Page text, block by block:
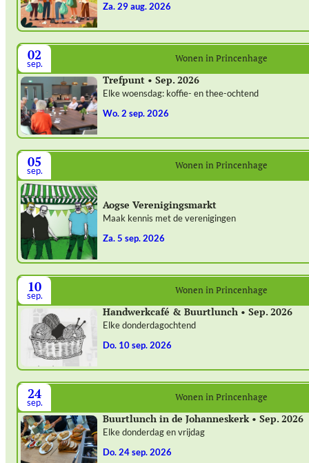
za. 29 aug. 2026
02
sep. Wonen in Princenhage
Trefpunt • Sep. 2026
Elke woensdag: koffie- en thee-ochtend
wo. 2 sep. 2026
05
sep. Wonen in Princenhage
Aogse Verenigingsmarkt
Maak kennis met de verenigingen
za. 5 sep. 2026
10
sep. Wonen in Princenhage
Handwerkcafé & Buurtlunch • Sep. 2026
Elke donderdagochtend
do. 10 sep. 2026
24
sep. Wonen in Princenhage
Buurtlunch in de Johanneskerk • Sep. 2026
Elke donderdag en vrijdag
do. 24 sep. 2026